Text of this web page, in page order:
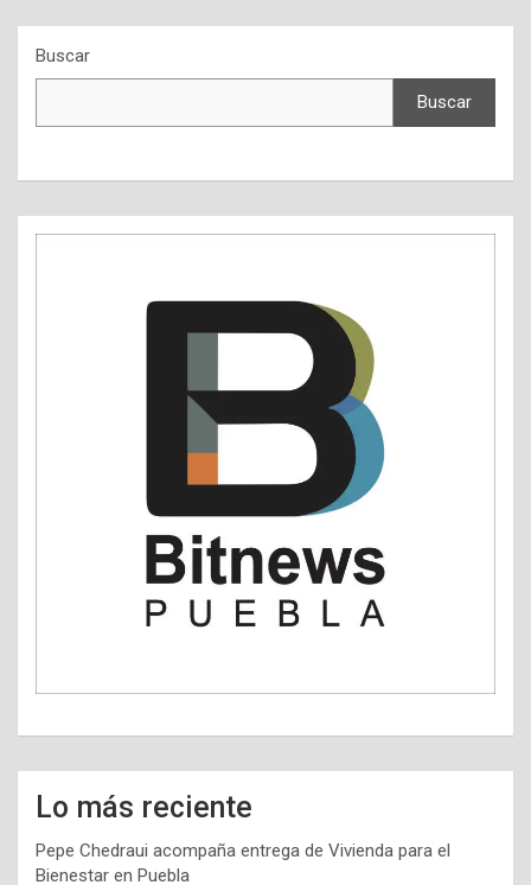
Buscar
Buscar
Lo más reciente
Pepe Chedraui acompaña entrega de Vivienda para el
Bienestar en Puebla